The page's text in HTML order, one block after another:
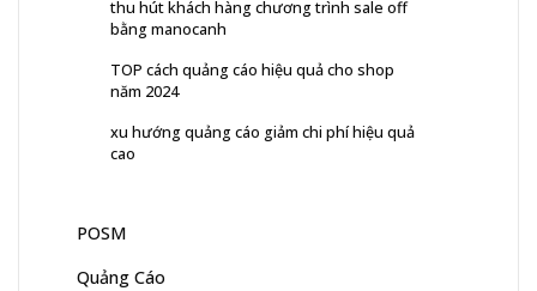
thu hút khách hàng chương trình sale off
bằng manocanh
TOP cách quảng cáo hiệu quả cho shop
năm 2024
xu hướng quảng cáo giảm chi phí hiệu quả
cao
POSM
Quảng Cáo